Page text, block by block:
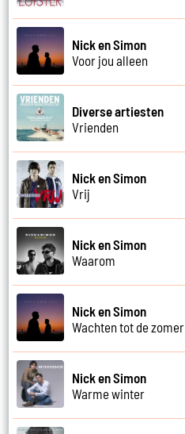
Nick en Simon
Voor jou alleen
Diverse artiesten
Vrienden
Nick en Simon
Vrij
Nick en Simon
Waarom
Nick en Simon
Wachten tot de zomer
Nick en Simon
Warme winter